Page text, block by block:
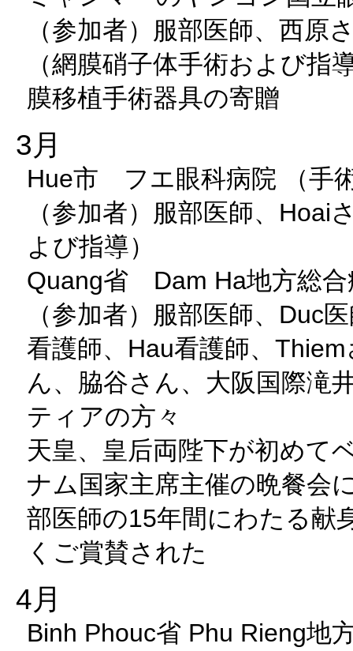
（参加者）服部医師、西
（網膜硝子体手術および指
膜移植手術器具の寄贈
3月
Hue市 フエ眼科病院 （手
（参加者）服部医師、Hoai
よび指導）
Quang省 Dam Ha地方総合
（参加者）服部医師、Duc
看護師、Hau看護師、
ん、脇谷さん、大阪国際滝
ティアの方々
天皇、皇后両陛下が初めて
ナム国家主席主催の晩餐会
部医師の15年間にわたる献
くご賞賛された
4月
Binh Phouc省 Phu Rieng地